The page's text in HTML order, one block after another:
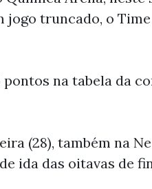
jogo truncado, o
na tabela da
(28), também na
ida das oitavas de